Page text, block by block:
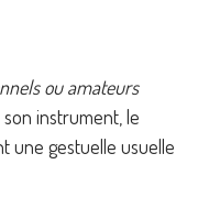
ou amateurs
instrument, le
une gestuelle usuelle